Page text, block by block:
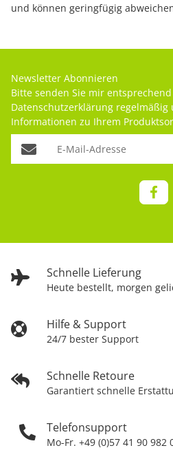
und können geringfügig
Schnelle Lieferung
Heute bestellt, morgen
Hilfe & Support
24/7 bester Support
Schnelle Retoure
Garantiert schnelle
Telefonsupport
Mo-Fr. +49 (0)57 41 90 982
Newsletter Abonnieren
Bitte senden Sie mir
Datenschutzerklärung regelmäßig
Informationen zu Ihrem